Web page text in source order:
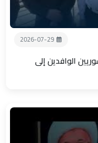
2026-07-29
الوافدين إلى